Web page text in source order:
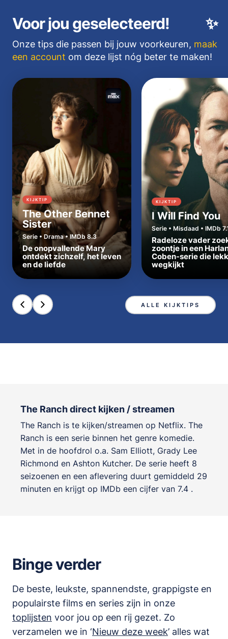
✨
Voor jou geselecteerd!
Onze tips die passen bij jouw voorkeuren, maak
een account om deze lijst nóg beter te maken!
KIJKTIP
The Other Bennet
Sister
Serie • Drama • IMDb 8.3
De onopvallende Mary
ontdekt zichzelf, het leven
en de liefde
KIJKTIP
I Will Find You
Serie • Misdaad • IMDb
Radeloze vader
zoontje in een
Coben-serie die
wegkijkt
ALLE KIJKTIPS
The Ranch direct kijken / streamen
The Ranch is te kijken/streamen op Netflix. The
Ranch is een serie binnen het genre komedie.
Met in de hoofdrol o.a. Sam Elliott, Grady Lee
Richmond en Ashton Kutcher. De serie heeft 8
seizoenen en een aflevering duurt gemiddeld 29
minuten en krijgt op IMDb een cijfer van 7.4 .
Binge verder
De beste, leukste, spannendste, grappigste en
populairste films en series zijn in onze
toplijsten voor jou op een rij gezet. Zo
verzamelen we in ‘Nieuw deze week’ alles wat